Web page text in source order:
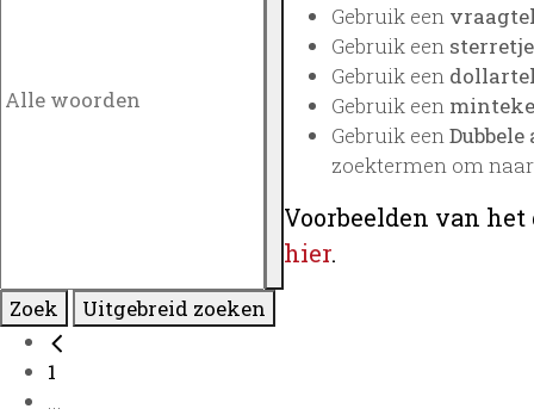
Gebruik een
Gebruik een
Gebruik een
Gebruik een
Gebruik een
zoektermen om
Voorbeelden van
hier.
Zoek Uitgebreid zoeken
1